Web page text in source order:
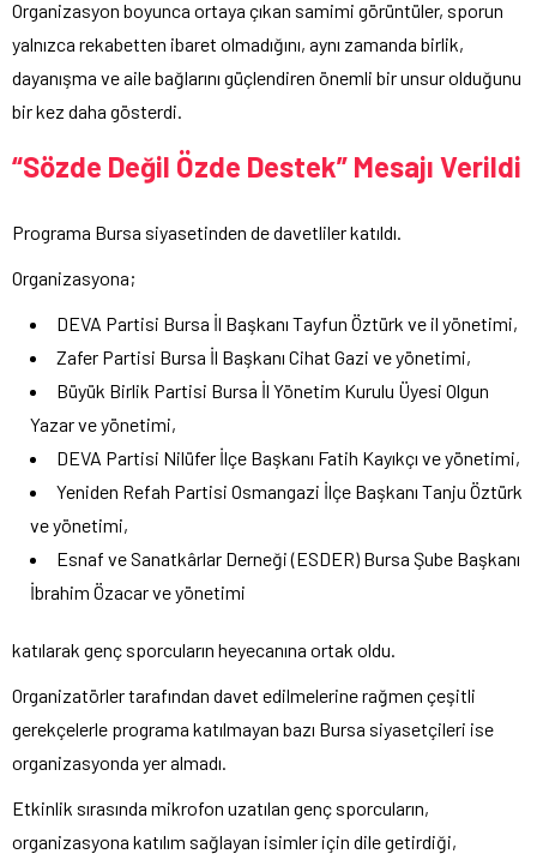
Organizasyon boyunca ortaya çıkan samimi görüntüler, sporun
yalnızca rekabetten ibaret olmadığını, aynı zamanda birlik,
dayanışma ve aile bağlarını güçlendiren önemli bir unsur olduğunu
bir kez daha gösterdi.
“Sözde Değil Özde Destek” Mesajı Verildi
Programa Bursa siyasetinden de davetliler katıldı.
Organizasyona;
DEVA Partisi Bursa İl Başkanı Tayfun Öztürk ve il yönetimi,
Zafer Partisi Bursa İl Başkanı Cihat Gazi ve yönetimi,
Büyük Birlik Partisi Bursa İl Yönetim Kurulu Üyesi Olgun
Yazar ve yönetimi,
DEVA Partisi Nilüfer İlçe Başkanı Fatih Kayıkçı ve yönetimi,
Yeniden Refah Partisi Osmangazi İlçe Başkanı Tanju Öztürk
ve yönetimi,
Esnaf ve Sanatkârlar Derneği (ESDER) Bursa Şube Başkanı
İbrahim Özacar ve yönetimi
katılarak genç sporcuların heyecanına ortak oldu.
Organizatörler tarafından davet edilmelerine rağmen çeşitli
gerekçelerle programa katılmayan bazı Bursa siyasetçileri ise
organizasyonda yer almadı.
Etkinlik sırasında mikrofon uzatılan genç sporcuların,
organizasyona katılım sağlayan isimler için dile getirdiği,